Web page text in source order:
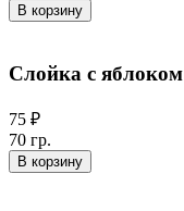
В корзину
Слойка с яблоком
75 ₽
70 гр.
В корзину